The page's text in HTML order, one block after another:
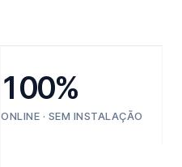
100%
ONLINE · SEM INSTALAÇÃO